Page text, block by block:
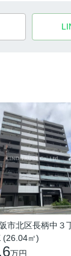
市北区長柄中３
(26.04㎡)
万円